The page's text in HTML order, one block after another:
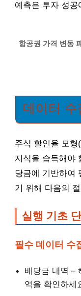
예측은 투자 성
항공권 가격 변동
데이터 수
주식 할인율 모
지식을 습득해야
당금에 기반하여
기 위해 다음의
실행 기초
필수 데이터 수
배당금 내역 –
역을 확인하세